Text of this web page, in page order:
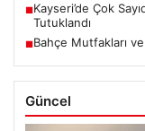
■Kayseri’de Çok
Tutuklandı
■Bahçe Mutfakları
Güncel